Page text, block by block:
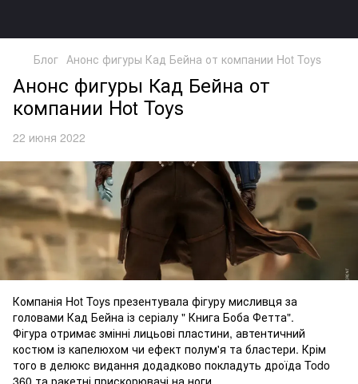
Блог Анонс фигуры Кад Бейна от компании Hot Toys
Анонс фигуры Кад Бейна от
компании Hot Toys
22 июня 2022
Компанія Hot Toys презентувала фігуру мисливця за
головами Кад Бейна із серіалу " Книга Боба Фетта".
Фігура отримає змінні лицьові пластини, автентичний
костюм із капелюхом чи ефект полум'я та бластери. Крім
того в делюкс видання додадково покладуть дроїда Todo